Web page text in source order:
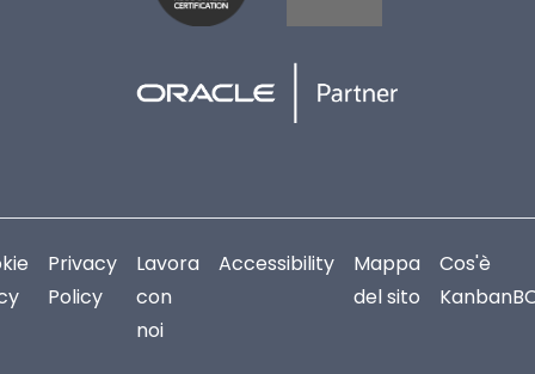
Privacy
Policy
Lavora
con
noi
Accessibility
Mappa
del sito
Cos'è